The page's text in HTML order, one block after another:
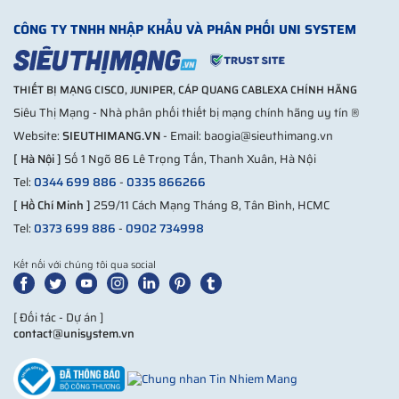
Hình ảnh: ODF 24FO bắt rack hãng Cablexa
ODF 24FO hãng Cablexa được phân phối bởi Siêu Thị Mạng
được thiết kế theo tiêu chuẩn 19 inch có tính chính xác cao
thích hợp và cũng linh hoạt để lắp đặt trong rất nhiều những
kích thước tủ rack khác nhau.
vô cùng chất lượng, với tôn tấm và có độ dày tới 1,2mm cứng
cáp nhưng không vượt quá giới hạn về trọng lượng giúp bạn
dễ dàng hơn trong lắp đặt cũng như sử dụng. Bên trong hộp
ODF 24FO lắp rack trong nhà
và sử dụng sơn tĩnh điện chống han gỉ không chỉ chống bụi
mà còn chống nước rất hiệu quả.
CÔNG TY TNHH NHẬP KHẨU VÀ PHÂN PHỐI UNI SYSTEM
THIẾT BỊ MẠNG CISCO, JUNIPER, CÁP QUANG CABLEXA CHÍNH HÃNG
Siêu Thị Mạng - Nhà phân phối thiết bị mạng chính hãng uy tín ®
Website:SIEUTHIMANG.VN- Email: baogia@sieuthimang.vn
[ Hà Nội ] Số 1 Ngõ 86 Lê Trọng Tấn, Thanh Xuân, Hà Nội
Tel:0344 699 886-0335 866266
[ Hồ Chí Minh ] 259/11 Cách Mạng Tháng 8, Tân Bình, HCMC
Tel:0373 699 886-0902 734998
Kết nối với chúng tôi qua social
[ Đối tác - Dự án ]
contact@unisystem.vn